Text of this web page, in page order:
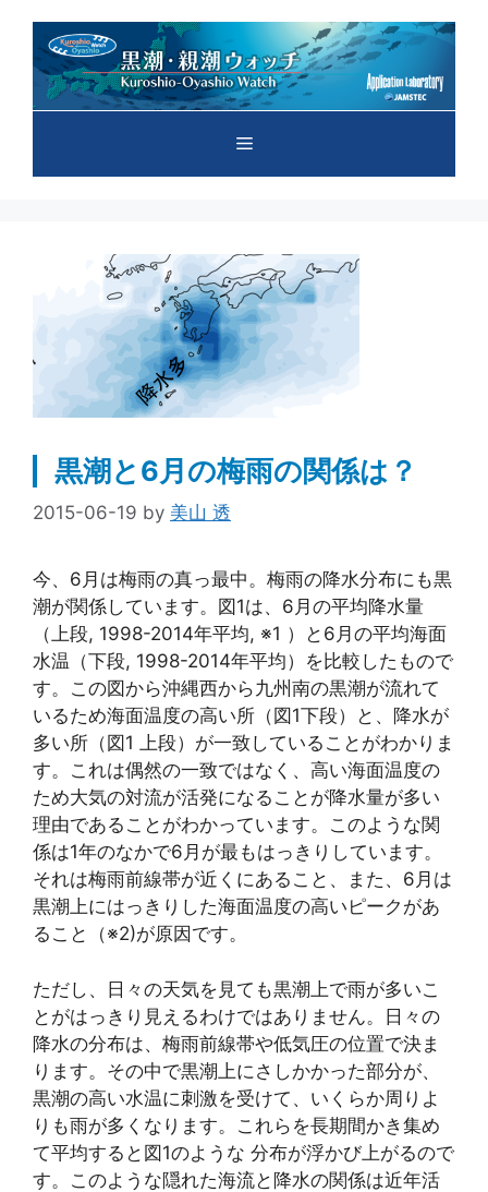
メ
ュ
ー
黒潮と6月の梅雨の関係は？
2015-06-19 by 美山 透
今、6月は梅雨の真っ最中。梅雨の降水分布にも黒
潮が関係しています。図1は、6月の平均降水量
（上段, 1998-2014年平均, ※1 ）と6月の平均海面
水温（下段, 1998-2014年平均）を比較したもので
す。この図から沖縄西から九州南の黒潮が流れて
いるため海面温度の高い所（図1下段）と、降水が
多い所（図1 上段）が一致していることがわかりま
す。これは偶然の一致ではなく、高い海面温度の
ため大気の対流が活発になることが降水量が多い
理由であることがわかっています。このような関
係は1年のなかで6月が最もはっきりしています。
それは梅雨前線帯が近くにあること、また、6月は
黒潮上にはっきりした海面温度の高いピークがあ
ること（※2)が原因です。
ただし、日々の天気を見ても黒潮上で雨が多いこ
とがはっきり見えるわけではありません。日々の
降水の分布は、梅雨前線帯や低気圧の位置で決ま
ります。その中で黒潮上にさしかかった部分が、
黒潮の高い水温に刺激を受けて、いくらか周りよ
りも雨が多くなります。これらを長期間かき集め
て平均すると図1のような 分布が浮かび上がるので
す。このような隠れた海流と降水の関係は近年活